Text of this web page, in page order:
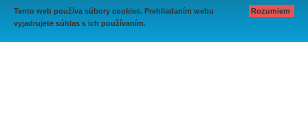
Tento web používa súbory cookies. Prehliadaním webu
vyjadrujete súhlas s ich používaním.
Rozumiem